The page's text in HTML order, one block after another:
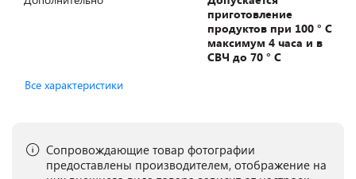
приготовление
продуктов при 100 ° C
максимум 4 часа и в
СВЧ до 70 ° C
Все характеристики
Сопровождающие товар фотографии
предоставлены производителем, отображение на